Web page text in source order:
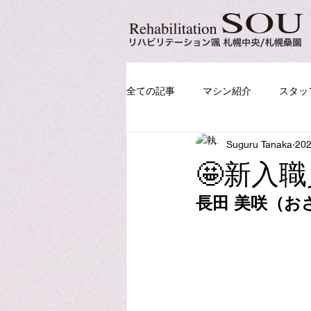
全ての記事 マシン紹介 スタ
🤩新入
Suguru Tanaka
長田 美咲（お